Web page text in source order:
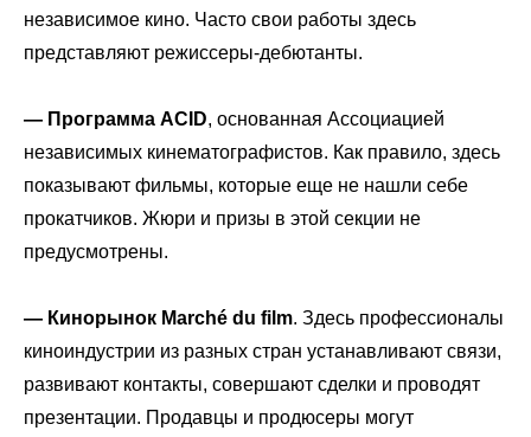
независимое кино. Часто свои работы здесь
представляют режиссеры-дебютанты.
— Программа ACID, основанная Ассоциацией
независимых кинематографистов. Как правило, здесь
показывают фильмы, которые еще не нашли себе
прокатчиков. Жюри и призы в этой секции не
предусмотрены.
— Кинорынок Marché du film. Здесь профессионалы
киноиндустрии из разных стран устанавливают связи,
развивают контакты, совершают сделки и проводят
презентации. Продавцы и продюсеры могут